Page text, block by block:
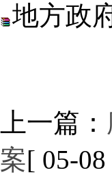
地方政
上一篇：
案[ 05-08